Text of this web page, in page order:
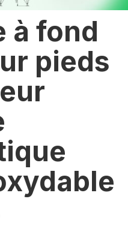
à fond
pieds